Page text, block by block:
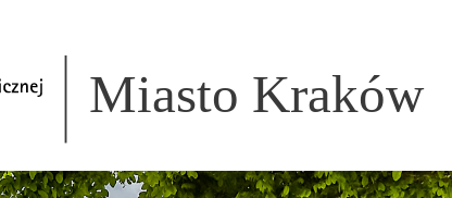
Miasto Kraków